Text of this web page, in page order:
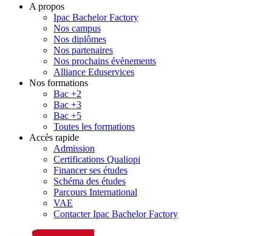
A propos
Ipac Bachelor Factory
Nos campus
Nos diplômes
Nos partenaires
Nos prochains évènements
Alliance Eduservices
Nos formations
Bac +2
Bac +3
Bac +5
Toutes les formations
Accès rapide
Admission
Certifications Qualiopi
Financer ses études
Schéma des études
Parcours International
VAE
Contacter Ipac Bachelor Factory